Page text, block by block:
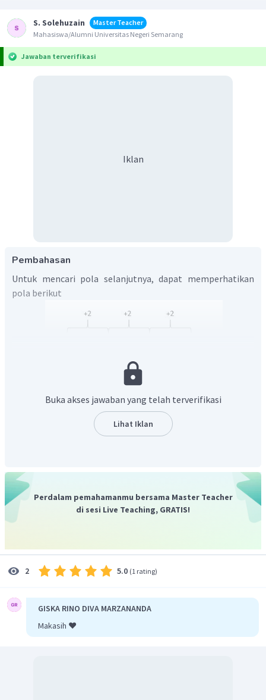
S. Solehuzain
Master Teacher
Mahasiswa/Alumni Universitas Negeri Semarang
Jawaban terverifikasi
Iklan
Pembahasan
Untuk mencari pola selanjutnya, dapat memperhatikan
pola berikut
Sehingga diperoleh pola berikutnya adalah 8, 10.
Oleh karena itu, jawaban yang benar adalah C.
Buka akses jawaban yang telah terverifikasi
Lihat Iklan
Perdalam pemahamanmu bersama Master Teacher
di sesi Live Teaching, GRATIS!
2 5.0 (1 rating)
GISKA RINO DIVA MARZANANDA
Makasih ❤️